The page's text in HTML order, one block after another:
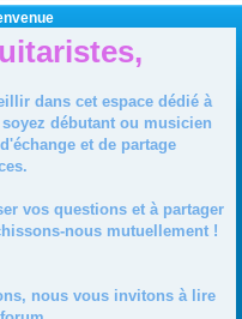
dans cet espace dédié à
débutant ou musicien
et de partage
vos questions et à partager
nous mutuellement !
nous vous invitons à lire